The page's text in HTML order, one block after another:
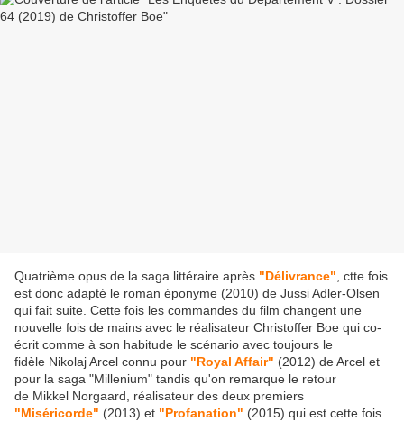
Quatrième opus de la saga littéraire après "Délivrance" , ctte fois
est donc adapté le roman éponyme (2010) de Jussi Adler-Olsen
qui fait suite. Cette fois les commandes du film changent une
nouvelle fois de mains avec le réalisateur Christoffer Boe qui co-
écrit comme à son habitude le scénario avec toujours le
fidèle Nikolaj Arcel connu pour "Royal Affair" (2012) de Arcel et
pour la saga "Millenium" tandis qu'on remarque le retour
de Mikkel Norgaard, réalisateur des deux premiers
"Miséricorde" (2013) et "Profanation" (2015) qui est cette fois